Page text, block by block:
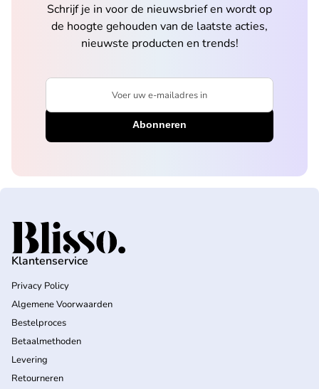
Schrijf je in voor de nieuwsbrief en wordt op
de hoogte gehouden van de laatste acties,
nieuwste producten en trends!
Voer uw e-mailadres in
Home
Klantenservice
Privacy Policy
Algemene Voorwaarden
Bestelproces
Betaalmethoden
Levering
Retourneren